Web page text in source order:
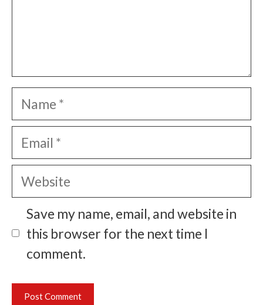
Name
Email
Website
Save my name, email, and website in
this browser for the next time I
comment.